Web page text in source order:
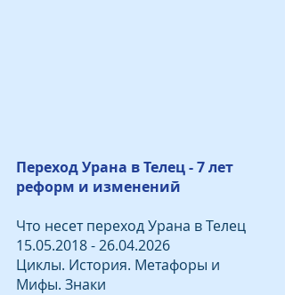
Переход Урана в Телец - 7 лет
реформ и изменений
Что несет переход Урана в Телец
15.05.2018 - 26.04.2026
Циклы. История. Метафоры и
Мифы. Знаки